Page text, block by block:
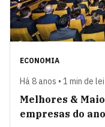
ECONOMIA
Há 8 anos • 1 min de
Melhores &
empresas do ano